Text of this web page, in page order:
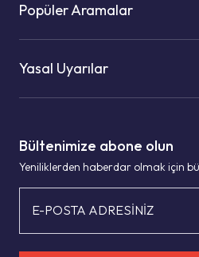
Bültenimize abone olun
Yeniliklerden haberdar olmak için
E-POSTA ADRESİNİZ
Popüler Aramalar
Yasal Uyarılar